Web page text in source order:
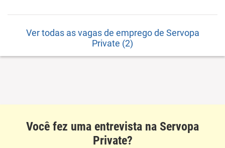
Ver todas as vagas de emprego de Servopa
Private (2)
Você fez uma entrevista na Servopa
Private?